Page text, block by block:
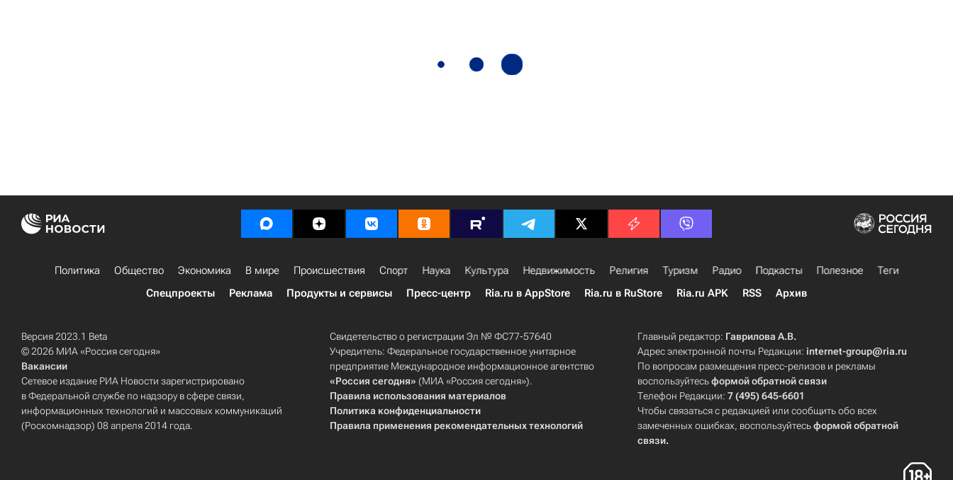
Политика Общество Экономика В мире Происшествия Спорт Наука Культура Недвижимость Религия Туризм Радио Подкасты Полезное
Теги
Спецпроекты
Реклама Продукты и сервисы Пресс-центр Ria.ru в AppStore Ria.ru в RuStore Ria.ru APK RSS Архив
Версия 2023.1 Beta
© 2026 МИА «Россия сегодня»
Вакансии
Сетевое издание РИА Новости зарегистрировано
в Федеральной службе по надзору в сфере связи,
информационных технологий и массовых коммуникаций
(Роскомнадзор) 08 апреля 2014 года.
Свидетельство о регистрации Эл № ФС77-57640
Учредитель: Федеральное государственное унитарное
предприятие Международное информационное агентство
«Россия сегодня» (МИА «Россия сегодня»).
Правила использования материалов
Политика конфиденциальности
Правила применения рекомендательных технологий
Главный редактор: Гаврилова А.В.
Адрес электронной почты Редакции:internet-group@ria.ru
По вопросам размещения пресс-релизов и рекламы
воспользуйтесьформой обратной связи
Телефон Редакции:7 (495) 645-6601
Чтобы связаться с редакцией или сообщить обо всех
замеченных ошибках, воспользуйтесьформой обратной
связи.